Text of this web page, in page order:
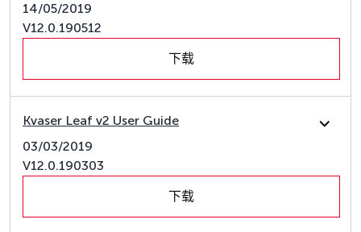
14/05/2019
V12.0.190512
下载
Kvaser Leaf v2 User Guide
03/03/2019
V12.0.190303
下载